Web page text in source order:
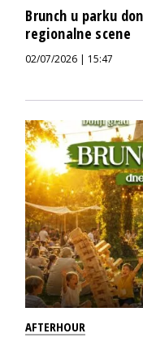
Brunch u parku
regionalne scene
02/07/2026 | 15:47
AFTERHOUR